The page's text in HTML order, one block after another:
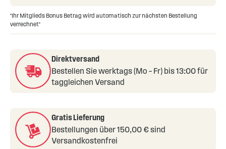
*Ihr Mitglieds Bonus Betrag wird automatisch zur nächsten Bestellung
verrechnet*
Direktversand
Bestellen Sie werktags (Mo – Fr) bis 13:00 für
taggleichen Versand
Gratis Lieferung
Bestellungen über 150,00 € sind
Versandkostenfrei